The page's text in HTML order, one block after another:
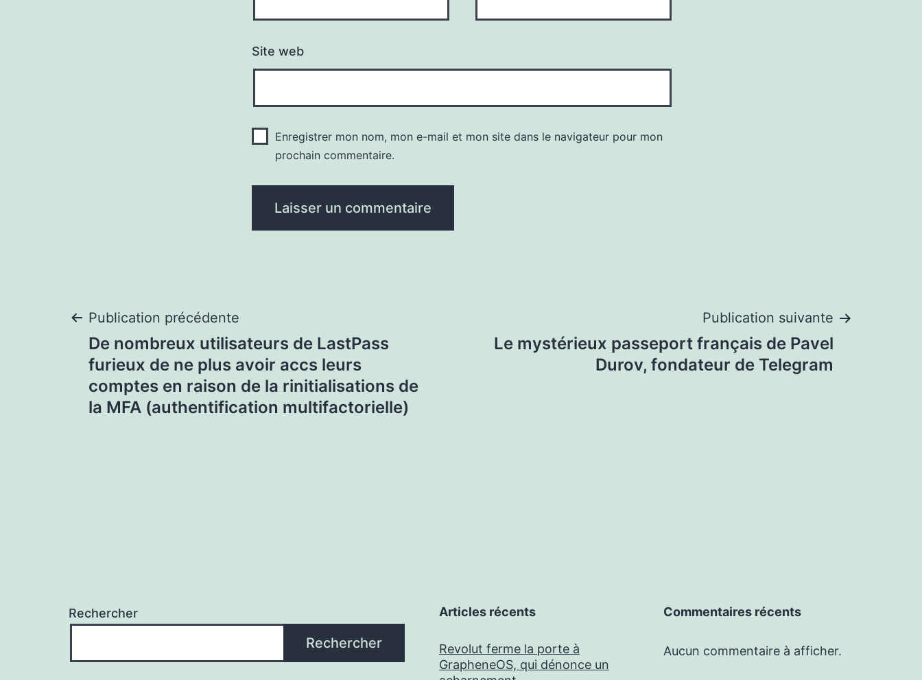
Site web
Enregistrer mon nom, mon e-mail et mon site dans le navigateur pour mon
prochain commentaire.
Navigation
de
l’article
Publication précédente
De nombreux utilisateurs de LastPass
furieux de ne plus avoir accs leurs
comptes en raison de la rinitialisations de
la MFA (authentification multifactorielle)
Publication suivante
Le mystérieux passeport français de Pavel
Durov, fondateur de Telegram
Rechercher
Rechercher
Articles récents
Revolut ferme la porte à
GrapheneOS, qui dénonce un
Commentaires récents
Aucun commentaire à afficher.